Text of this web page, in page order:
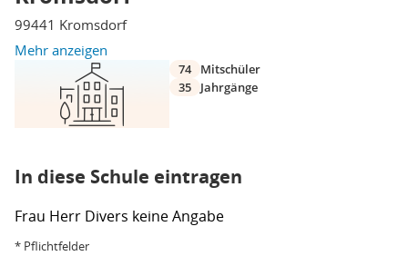
99441 Kromsdorf
Mehr anzeigen
74
Mitschüler
35
Jahrgänge
In diese Schule eintragen
Frau Herr Divers keine Angabe
* Pflichtfelder